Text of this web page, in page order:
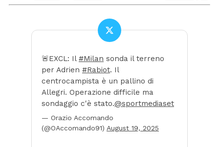
🚨EXCL: Il #Milan sonda il terreno
per Adrien #Rabiot. Il
centrocampista è un pallino di
Allegri. Operazione difficile ma
sondaggio c'è stato.@sportmediaset
— Orazio Accomando
(@OAccomando91) August 19, 2025